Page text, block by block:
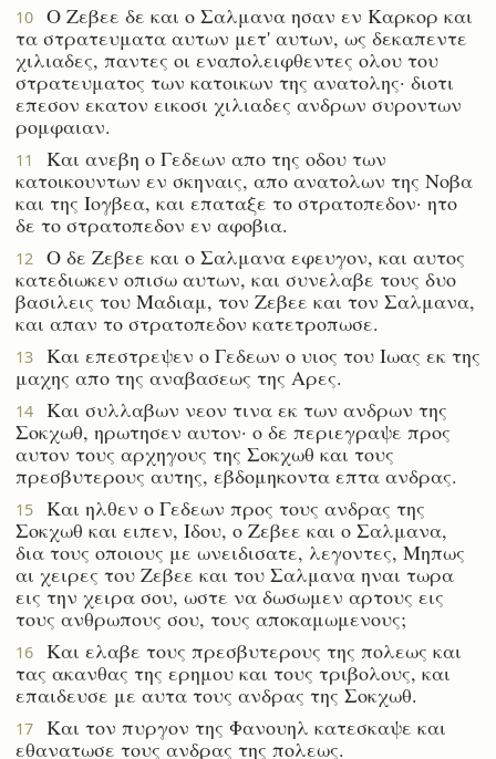
10
Ο Ζεβεε δε και ο Σαλμανα ησαν εν Καρκορ και
τα στρατευματα αυτων μετ' αυτων, ως δεκαπεντε
χιλιαδες, παντες οι εναπολειφθεντες ολου του
στρατευματος των κατοικων της ανατολης· διοτι
επεσον εκατον εικοσι χιλιαδες ανδρων συροντων
ρομφαιαν.
11
Και ανεβη ο Γεδεων απο της οδου των
κατοικουντων εν σκηναις, απο ανατολων της Νοβα
και της Ιογβεα, και επαταξε το στρατοπεδον· ητο
δε το στρατοπεδον εν αφοβια.
12
Ο δε Ζεβεε και ο Σαλμανα εφευγον, και αυτος
κατεδιωκεν οπισω αυτων, και συνελαβε τους δυο
βασιλεις του Μαδιαμ, τον Ζεβεε και τον Σαλμανα,
και απαν το στρατοπεδον κατετροπωσε.
13
Και επεστρεψεν ο Γεδεων ο υιος του Ιωας εκ της
μαχης απο της αναβασεως της Αρες.
14
Και συλλαβων νεον τινα εκ των ανδρων της
Σοκχωθ, ηρωτησεν αυτον· ο δε περιεγραψε προς
αυτον τους αρχηγους της Σοκχωθ και τους
πρεσβυτερους αυτης, εβδομηκοντα επτα ανδρας.
15
Και ηλθεν ο Γεδεων προς τους ανδρας της
Σοκχωθ και ειπεν, Ιδου, ο Ζεβεε και ο Σαλμανα,
δια τους οποιους με ωνειδισατε, λεγοντες, Μηπως
αι χειρες του Ζεβεε και του Σαλμανα ηναι τωρα
εις την χειρα σου, ωστε να δωσωμεν αρτους εις
τους ανθρωπους σου, τους αποκαμωμενους;
16
Και ελαβε τους πρεσβυτερους της πολεως και
τας ακανθας της ερημου και τους τριβολους, και
επαιδευσε με αυτα τους ανδρας της Σοκχωθ.
17
Και τον πυργον της Φανουηλ κατεσκαψε και
εθανατωσε τους ανδρας της πολεως.